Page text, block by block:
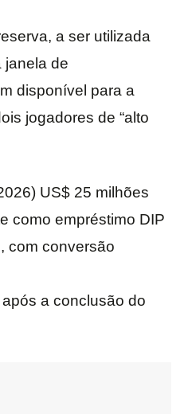
a ser utilizada
janela de
disponível para a
jogadores de “alto
US$ 25 milhões
como empréstimo DIP
com conversão
a conclusão do